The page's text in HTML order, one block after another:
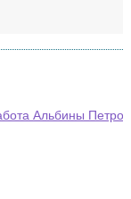
Альбины